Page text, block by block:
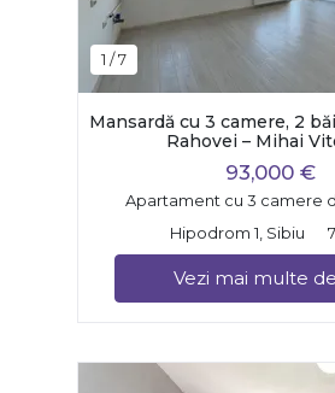
1 /7
Mansardă cu 3 camere, 2
Rahovei – Mihai
93,000 €
Apartament cu 3 camere
Hipodrom 1, Sibiu
Vezi mai multe